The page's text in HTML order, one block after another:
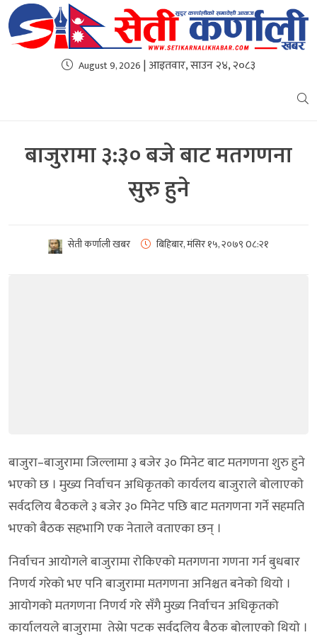
August 9, 2026 | आइतवार, साउन २४, २०८३
बाजुरामा ३:३० बजे बाट मतगणना
सुरु हुने
सेती कर्णाली खबर बिहिबार, मंसिर १५, २०७९0८:२१
बाजुरा–बाजुरामा जिल्लामा ३ बजेर ३० मिनेट बाट मतगणना शुरु हुने
भएकाे छ । मुख्य निर्वाचन अधिकृतकाे कार्यलय बाजुराले बाेलाएकाे
सर्वदलिय बैठकले ३ बजेर ३० मिनेट पछि बाट मतगणना गर्ने सहमति
भएकाे बैठक सहभागि एक नेताले वताएका छन् ।
निर्वाचन आयोगले बाजुरामा रोकिएको मतगणना गणना गर्न बुधबार
निणर्य गरेको भए पनि बाजुरामा मतगणना अनिश्चत बनेको थियाे ।
आयोगको मतगणना निणर्य गरे सँगै मुख्य निर्वाचन अधिकृतको
कार्यालयले बाजुरामा तेस्रेा पटक सर्वदलिय बैठक बाेलाएको थियाे ।